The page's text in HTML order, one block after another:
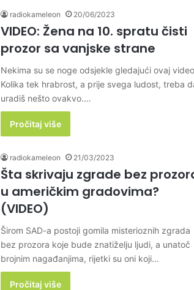
radiokameleon 20/06/2023
VIDEO: Žena na 10. spratu čisti
prozor sa vanjske strane
Nekima su se noge odsjekle gledajući ovaj
Kolika tek hrabrost, a prije svega ludost, treba
uradiš nešto ovakvo.…
Pročitaj više
radiokameleon 21/03/2023
Šta skrivaju zgrade bez
u američkim gradovima?
(VIDEO)
Širom SAD-a postoji gomila misterioznih zgrada
bez prozora koje bude znatiželju ljudi, a unatoč
brojnim nagađanjima, rijetki su oni koji…
Pročitaj više